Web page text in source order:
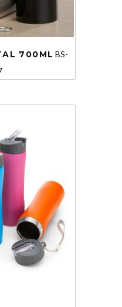
700ML BS-